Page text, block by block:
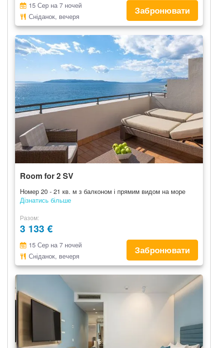
15 Сер на 7 ночей
Сніданок, вечеря
Забронювати
Room for 2 SV
Номер 20 - 21 кв. м з балконом і прямим видом на море
Дізнатись більше
Разом
3 133 €
15 Сер на 7 ночей
Сніданок, вечеря
Забронювати